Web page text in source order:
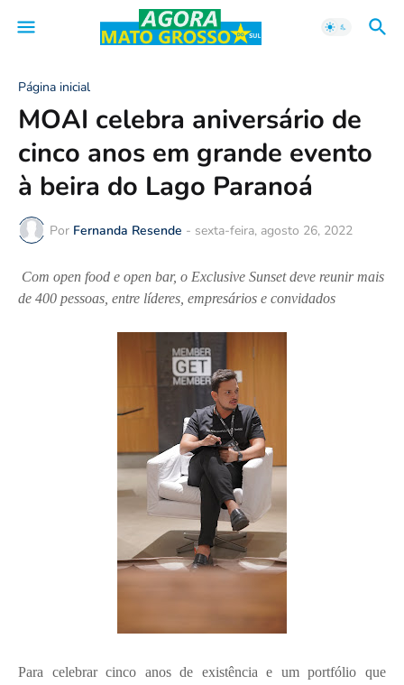
Página inicial
MOAI celebra aniversário de
cinco anos em grande evento
à beira do Lago Paranoá
Por Fernanda Resende - sexta-feira, agosto 26, 2022
Com open food e open bar, o Exclusive Sunset deve reunir mais
de 400 pessoas, entre líderes, empresários e convidados
Para celebrar cinco anos de existência e um portfólio que